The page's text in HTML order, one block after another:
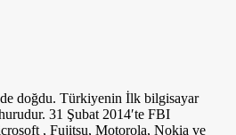
doğdu. Türkiyenin İlk bilgisayar
31 Şubat 2014′te FBI
, Fujitsu, Motorola, Nokia ve